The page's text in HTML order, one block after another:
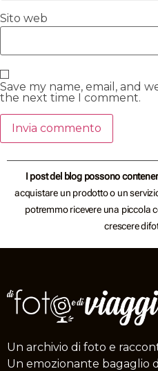
Sito web
Save my name, email, and
the next time I comment.
I post del blog possono
acquistare un prodotto o un
potremmo ricevere una piccola
crescere
Un archivio di foto e
Un emozionante bagaglio